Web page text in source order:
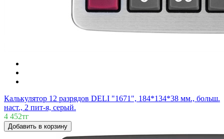
Калькулятор 12 разрядов DELI "1671", 184*134*38 мм., больш.
наст., 2 пит-я, серый.
4 452тг
Добавить в корзину